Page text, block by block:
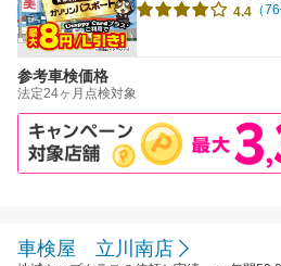
4.4 （
参考車検価格
法定24ヶ月点検対象
車検屋 立川南店